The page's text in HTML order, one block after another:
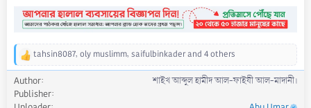
R
e
a
c
tahsin8087, oly muslimm, saifulbinkaderand 4 others
Author
শাইখ আব্দুল হামীদ আল-ফাইযী আল-মাদানী।
Publisher